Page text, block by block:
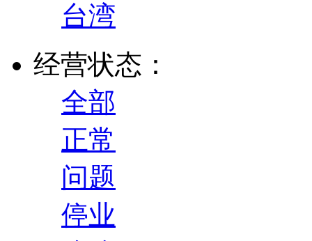
台湾
经营状态：
全部
正常
问题
停业